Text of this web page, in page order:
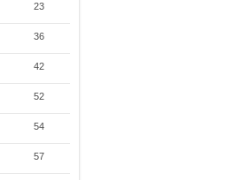
23
36
42
52
54
57